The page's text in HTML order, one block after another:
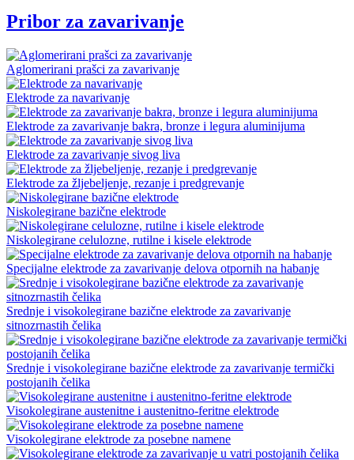
Pribor za zavarivanje
Aglomerirani prašci za zavarivanje
Elektrode za navarivanje
Elektrode za zavarivanje bakra, bronze i legura aluminijuma
Elektrode za zavarivanje sivog liva
Elektrode za žljebeljenje, rezanje i predgrevanje
Niskolegirane bazične elektrode
Niskolegirane celulozne, rutilne i kisele elektrode
Specijalne elektrode za zavarivanje delova otpornih na habanje
Srednje i visokolegirane bazične elektrode za zavarivanje
sitnozrnastih čelika
Srednje i visokolegirane bazične elektrode za zavarivanje termički
postojanih čelika
Visokolegirane austenitne i austenitno-feritne elektrode
Visokolegirane elektrode za posebne namene